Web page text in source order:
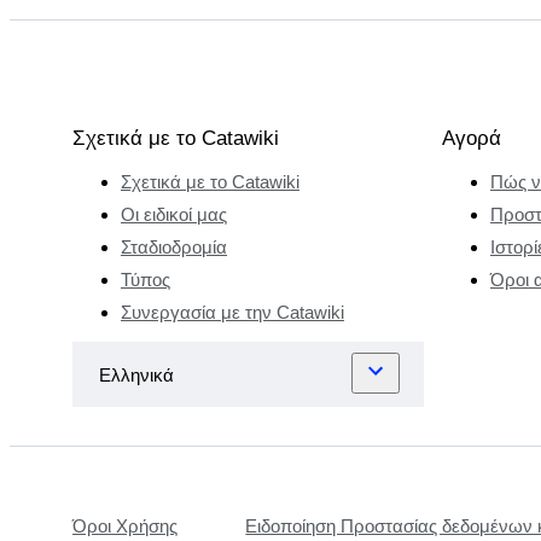
Benedikt και
συλλέγει
ευρωπαϊκά
γραμματόσημα.
πραγματικό
ανθρώπους,
Σχετικά με το Catawiki
Σχετικά με το Catawiki
Οι ειδικοί μας
Σταδιοδρομία
Τύπος
Συνεργασία με την Catawiki
Αγορά
Πώς
Όροι
Όροι Χρήσης Ειδοποίηση Προστασίας δεδομένων